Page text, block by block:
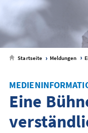
Startseite Meldungen
Eine